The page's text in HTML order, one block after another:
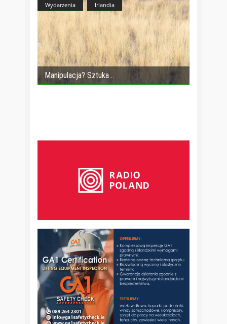
Wydarzenia Irlandia
Manipulacja? Sztuka